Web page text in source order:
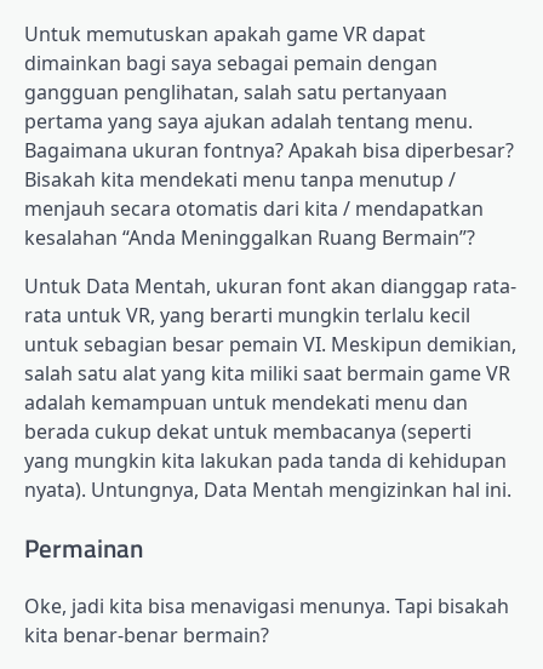
Untuk memutuskan apakah game VR dapat
dimainkan bagi saya sebagai pemain dengan
gangguan penglihatan, salah satu pertanyaan
pertama yang saya ajukan adalah tentang menu.
Bagaimana ukuran fontnya? Apakah bisa diperbesar?
Bisakah kita mendekati menu tanpa menutup /
menjauh secara otomatis dari kita / mendapatkan
kesalahan “Anda Meninggalkan Ruang Bermain”?
Untuk Data Mentah, ukuran font akan dianggap rata-
rata untuk VR, yang berarti mungkin terlalu kecil
untuk sebagian besar pemain VI. Meskipun demikian,
salah satu alat yang kita miliki saat bermain game VR
adalah kemampuan untuk mendekati menu dan
berada cukup dekat untuk membacanya (seperti
yang mungkin kita lakukan pada tanda di kehidupan
nyata). Untungnya, Data Mentah mengizinkan hal ini.
Permainan
Oke, jadi kita bisa menavigasi menunya. Tapi bisakah
kita benar-benar bermain?